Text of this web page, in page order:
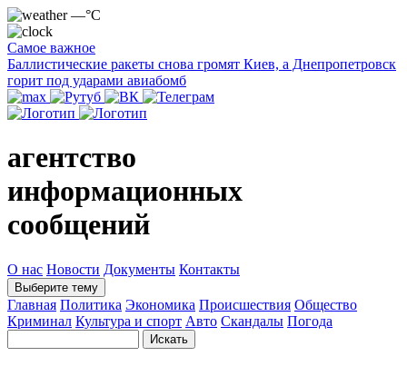
—°C
Самое важное
Баллистические ракеты снова громят Киев, а Днепропетровск
горит под ударами авиабомб
агентство
информационных
сообщений
О нас Новости Документы Контакты
Выберите тему
Главная Политика Экономика Происшествия Общество
Криминал Культура и спорт Авто Скандалы Погода